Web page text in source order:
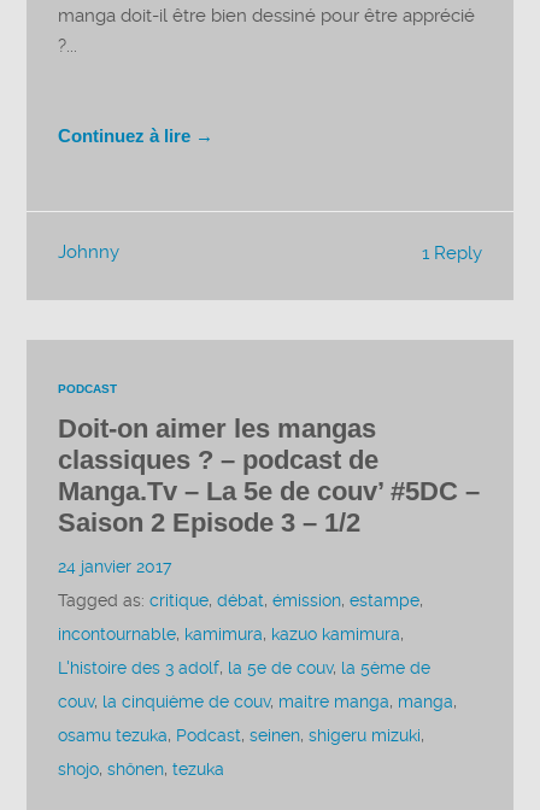
manga doit-il être bien dessiné pour être apprécié
?...
Continuez à lire →
1 Reply
Johnny
PODCAST
Doit-on aimer les mangas
classiques ? – podcast de
Manga.Tv – La 5e de couv’ #5DC –
Saison 2 Episode 3 – 1/2
24 janvier 2017
Tagged as:critique,débat,émission,estampe,
incontournable, kamimura, kazuo kamimura,
L'histoire des 3 adolf, la 5e de couv, la 5ème de
couv, la cinquième de couv, maitre manga, manga,
osamu tezuka, Podcast,seinen,shigeru mizuki,
shojo,shônen,tezuka